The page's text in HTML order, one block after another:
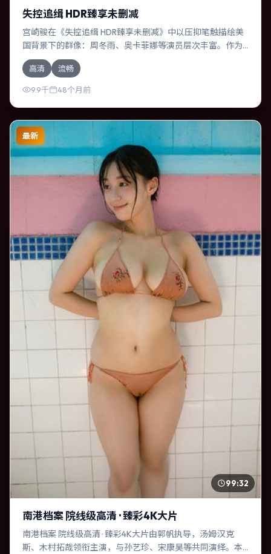
失控追缉 HDR臻享未删减
宫崎骏在《失控追缉 HDR臻享未删减》中以压抑笔触描绘美
国背景下的群像：周冬雨、奥卡菲娜等演员层次丰富。作为
一部传记作品，故事从日常裂缝切入，逐步推向不可逆转的
结局；视听语言统一，情感落点克制有力。
高清 流畅
9.9千 48个月前
最新
99:32
南港档案 院线级高清 · 臻彩4K大片
南港档案 院线级高清 · 臻彩4K大片由郭帆执导，汤姆·汉克
斯、木村拓哉领衔主演，与孙艺珍、宋康昊等共同演绎。本